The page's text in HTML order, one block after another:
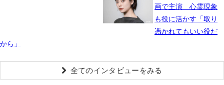
画で主演 心霊現象
も役に活かす「取り
憑かれてもいい役だ
から」
全てのインタビューをみる